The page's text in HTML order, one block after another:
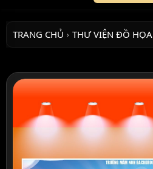
TRANG CHỦ › THƯ VIỆN ĐỒ HỌA